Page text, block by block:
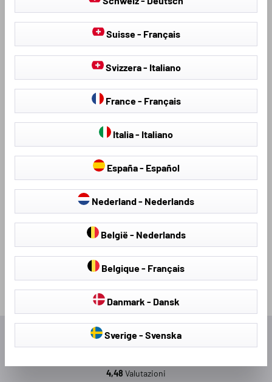
Teli antigrandine
Loading...
Eccezionale
4,48 Valutazioni
Suisse - Français
Svizzera - Italiano
France - Français
Italia - Italiano
España - Español
Nederland - Nederlands
België - Nederlands
Belgique - Français
Danmark - Dansk
Sverige - Svenska